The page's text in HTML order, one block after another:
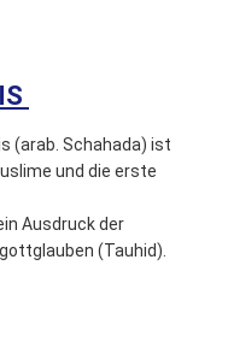
(arab. Schahada) ist
und die erste
Ausdruck der
(Tauhid).